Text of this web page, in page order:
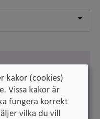
kakor (cookies)
Vissa kakor är
fungera korrekt
vilka du vill